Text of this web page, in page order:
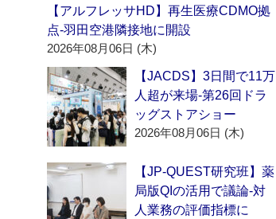
【アルフレッサHD】再生医療CDMO拠
点‐羽田空港隣接地に開設
2026年08月06日 (木)
【JACDS】3日間で11万
人超が来場‐第26回ドラ
ッグストアショー
2026年08月06日 (木)
【JP-QUEST研究班】薬
局版QIの活用で議論‐対
人業務の評価指標に